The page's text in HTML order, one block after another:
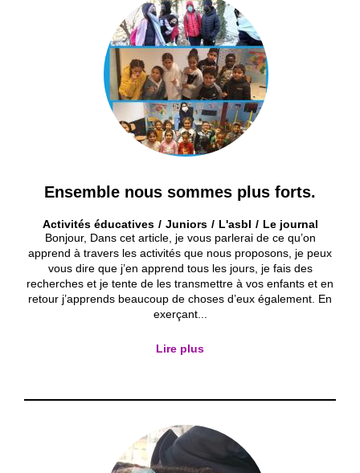
Ensemble nous sommes plus forts.
Activités éducatives Juniors L'asbl
Le journal
Bonjour, Dans cet article, je vous parlerai de ce qu’on
apprend à travers les activités que nous proposons, je peux
vous dire que j’en apprend tous les jours, je fais des
recherches et je tente de les transmettre à vos enfants et en
retour j’apprends beaucoup de choses d’eux également. En
exerçant...
Lire plus